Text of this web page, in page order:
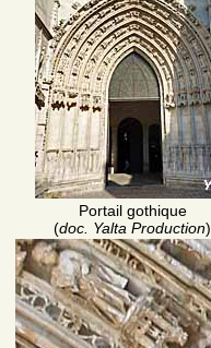
Portail gothique
(doc. Yalta Production)